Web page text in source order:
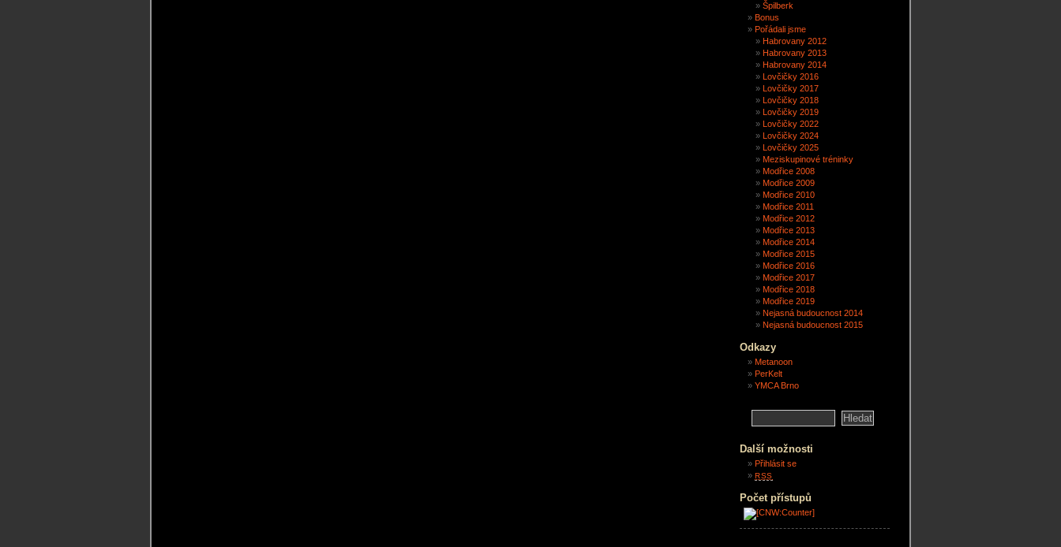
Špilberk
Bonus
Pořádali jsme
Habrovany 2012
Habrovany 2013
Habrovany 2014
Lovčičky 2016
Lovčičky 2017
Lovčičky 2018
Lovčičky 2019
Lovčičky 2022
Lovčičky 2024
Lovčičky 2025
Meziskupinové tréninky
Modřice 2008
Modřice 2009
Modřice 2010
Modřice 2011
Modřice 2012
Modřice 2013
Modřice 2014
Modřice 2015
Modřice 2016
Modřice 2017
Modřice 2018
Modřice 2019
Nejasná budoucnost 2014
Nejasná budoucnost 2015
Odkazy
Metanoon
PerKelt
YMCA Brno
Další možnosti
Přihlásit se
RSS
Počet přístupů